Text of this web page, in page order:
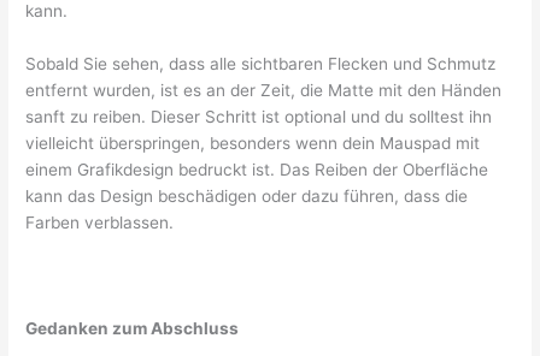
kann.
Sobald Sie sehen, dass alle sichtbaren Flecken und Schmutz
entfernt wurden, ist es an der Zeit, die Matte mit den Händen
sanft zu reiben. Dieser Schritt ist optional und du solltest ihn
vielleicht überspringen, besonders wenn dein Mauspad mit
einem Grafikdesign bedruckt ist. Das Reiben der Oberfläche
kann das Design beschädigen oder dazu führen, dass die
Farben verblassen.
Gedanken zum Abschluss